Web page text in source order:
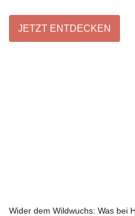
JETZT ENTDECKEN
Wider dem Wildwuchs: Was bei